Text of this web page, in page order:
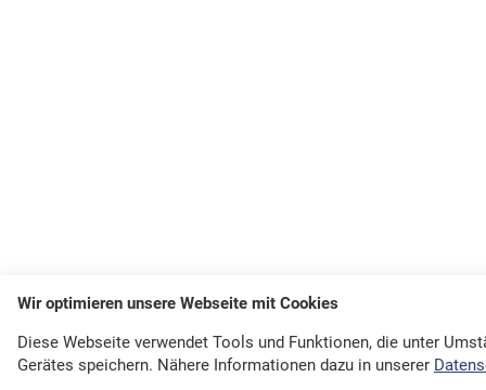
Wir optimieren unsere Webseite mit Cookies
Diese Webseite verwendet Tools und Funktionen, die unter
Gerätes speichern. Nähere Informationen dazu in unserer